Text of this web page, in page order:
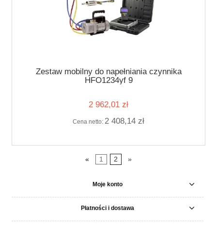
Zestaw mobilny do napełniania czynnika
HFO1234yf 9
2 962,01 zł
Cena netto: 2 408,14 zł
« 1 2 »
Moje konto
Płatności i dostawa